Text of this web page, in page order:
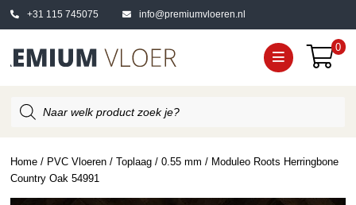
+31 115 745075 info@premiumvloeren.nl
0
zoeken
Home / PVC Vloeren /Toplaag /0.55 mm / Moduleo Roots Herringbone
Country Oak 54991